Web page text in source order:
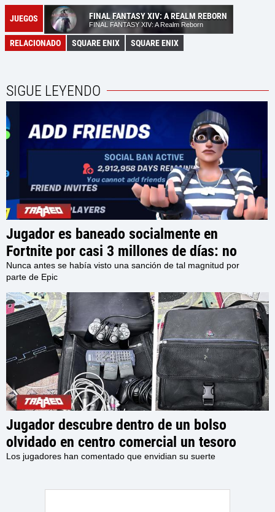
JUEGOS FINAL FANTASY XIV: A REALM REBORN
FINAL FANTASY XIV: A Realm Reborn
RELACIONADO SQUARE ENIX SQUARE ENIX
SIGUE LEYENDO
Jugador es baneado socialmente en
Fortnite por casi 3 millones de días: no
podrá interactuar con otros usuarios en el
juego por los próximos 7980 Años
Nunca antes se había visto una sanción de tal magnitud por
parte de Epic
Jugador descubre dentro de un bolso
olvidado en centro comercial un tesoro
retro, con una PlayStation 2, accesorios y
Los jugadores han comentado que envidian su suerte